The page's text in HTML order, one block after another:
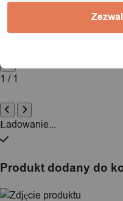
03-140 Warszawa |
Informacje o
1 / 1
Ładowanie...
Produkt dodany do